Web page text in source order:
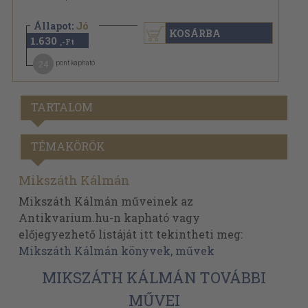
Állapot: Jó
1.630 ,-Ft
pont kapható
KOSÁRBA
TARTALOM
TÉMAKÖRÖK
Mikszáth Kálmán
Mikszáth Kálmán műveinek az
Antikvarium.hu-n kapható vagy
előjegyezhető listáját itt tekintheti meg:
Mikszáth Kálmán könyvek, művek
MIKSZÁTH KÁLMÁN TOVÁBBI
MŰVEI